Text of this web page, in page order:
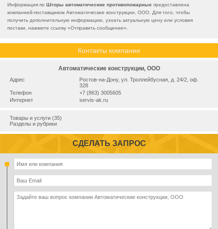
Информация по Шторы автоматические противопожарные предоставлена
компанией-поставщиком Автоматические конструкции, ООО. Для того, чтобы
получить дополнительную информацию, узнать актуальную цену или условия
постаки, нажмите ссылку «Отправить сообщение».
Контакты компании
Автоматические конструкции, ООО
Адрес
Ростов-на-Дону, ул. Троллейбусная, д. 24/2, оф.
328
Телефон
+7 (863) 3005605
Интернет
servis-ak.ru
Товары и услуги (35)
Разделы и рубрики
СДЕЛАТЬ ЗАПРОС